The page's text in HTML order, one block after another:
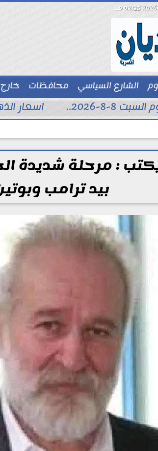
02:35 مـ
الشارع السياسي محافظات
بيزنس
8-8-2026.. اسعار الذهب اليوم
: مرحلة شديدة
بيد ترامب